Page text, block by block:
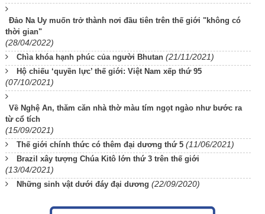
Đảo Na Uy muốn trở thành nơi đầu tiên trên thế giới "không có
thời gian"
(28/04/2022)
Chìa khóa hạnh phúc của người Bhutan (21/11/2021)
Hộ chiếu ‘quyền lực’ thế giới: Việt Nam xếp thứ 95
(07/10/2021)
Về Nghệ An, thăm căn nhà thờ màu tím ngọt ngào như bước ra
từ cổ tích
(15/09/2021)
Thế giới chính thức có thêm đại dương thứ 5 (11/06/2021)
Brazil xây tượng Chúa Kitô lớn thứ 3 trên thế giới
(13/04/2021)
Những sinh vật dưới đáy đại dương (22/09/2020)